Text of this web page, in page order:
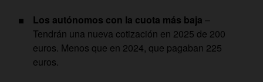
Los autónomos con la cuota más baja –
Tendrán una nueva cotización en 2025 de 200
euros. Menos que en 2024, que pagaban 225
euros.